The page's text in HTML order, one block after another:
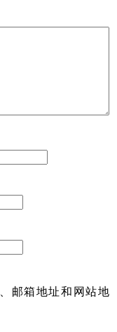
邮箱地址和网站地